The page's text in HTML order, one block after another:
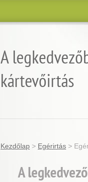
A
kártevőirtás
Kezdőlap > Egérirtás >
A